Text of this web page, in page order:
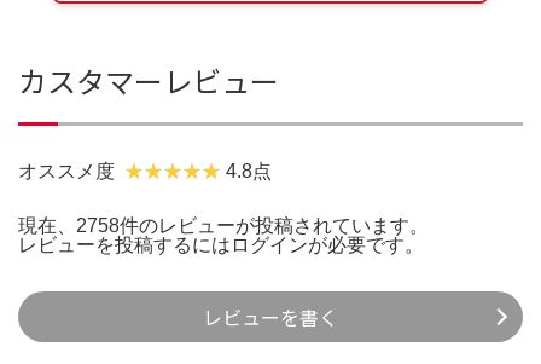
カスタマーレビュー
オススメ度 4.8点
現在、2758件のレビューが投稿されています。
レビューを投稿するには ログインが必要です。
レビューを書く